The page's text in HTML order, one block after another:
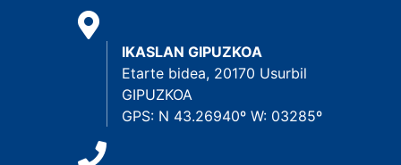
IKASLAN GIPUZKOA
Etarte bidea, 20170 Usurbil
GIPUZKOA
GPS: N 43.26940º W: 03285º